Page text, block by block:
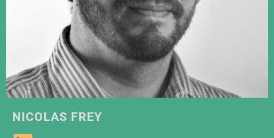
NICOLAS FREY